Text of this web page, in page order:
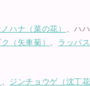
ハナ（菜の花） 、ハ
（矢車菊） 、 ラッパ
、 ジンチョウゲ（沈丁花